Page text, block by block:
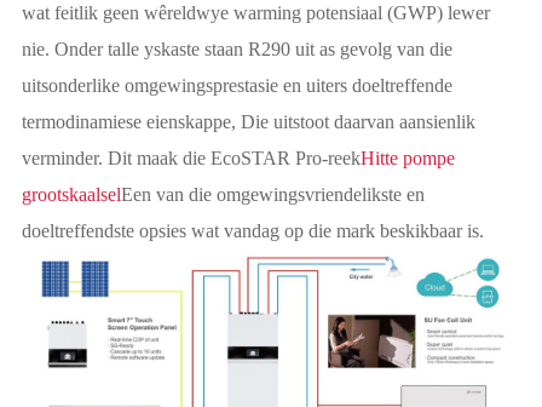
wat feitlik geen wêreldwye warming potensiaal (GWP) lewer
nie. Onder talle yskaste staan R290 uit as gevolg van die
uitsonderlike omgewingsprestasie en uiters doeltreffende
termodinamiese eienskappe, Die uitstoot daarvan aansienlik
verminder. Dit maak die EcoSTAR Pro-reekHitte pompe
grootskaalselEen van die omgewingsvriendelikste en
doeltreffendste opsies wat vandag op die mark beskikbaar is.